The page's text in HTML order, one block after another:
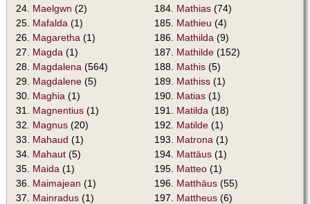
24. Maelgwn (2)
25. Mafalda (1)
26. Magaretha (1)
27. Magda (1)
28. Magdalena (564)
29. Magdalene (5)
30. Maghia (1)
31. Magnentius (1)
32. Magnus (20)
33. Mahaud (1)
34. Mahaut (5)
35. Maida (1)
36. Maimajean (1)
37. Mainradus (1)
184. Mathias (74)
185. Mathieu (4)
186. Mathilda (9)
187. Mathilde (152)
188. Mathis (5)
189. Mathiss (1)
190. Matias (1)
191. Matilda (18)
192. Matilde (1)
193. Matrona (1)
194. Mattäus (1)
195. Matteo (1)
196. Matthäus (55)
197. Mattheus (6)